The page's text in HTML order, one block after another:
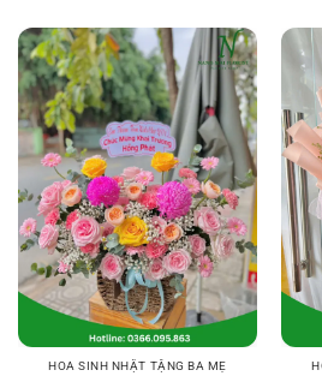
HOA SINH NHẬT TẶNG BA MẸ